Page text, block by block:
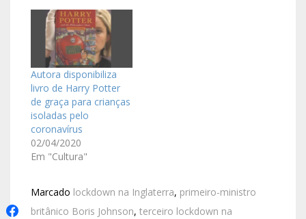
Autora disponibiliza
livro de Harry Potter
de graça para crianças
isoladas pelo
coronavírus
02/04/2020
Em "Cultura"
Marcado lockdown na Inglaterra, primeiro-ministro
britânico Boris Johnson, terceiro lockdown na